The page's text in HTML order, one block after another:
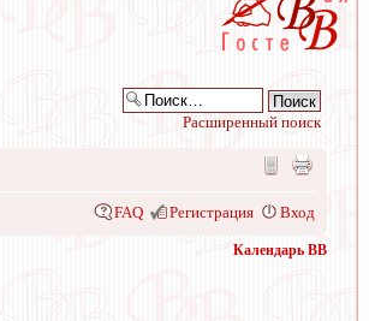
Расширенный поиск
FAQ Регистрация Вход
Календарь ВВ